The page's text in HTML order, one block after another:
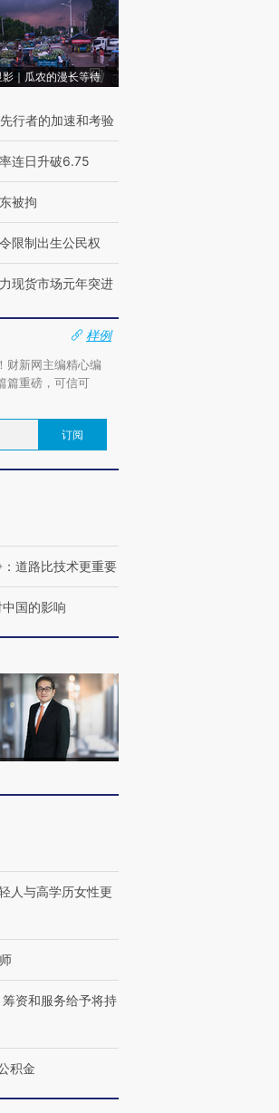
影｜瓜农的漫长等待
行者的加速和考验
连日升破6.75
被拘
限制出生公民权
现货市场元年突进
样例
财新网主编精心编
篇重磅，可信可
订阅
道路比技术更重要
国的影响
人与高学历女性更
资和服务给予将持
积金